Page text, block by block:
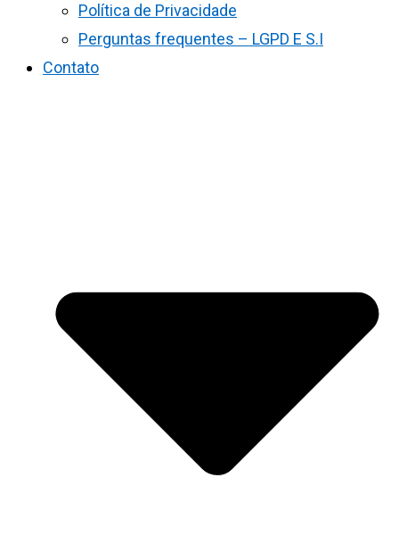
Política de Privacidade
Perguntas frequentes – LGPD E S.I
Contato